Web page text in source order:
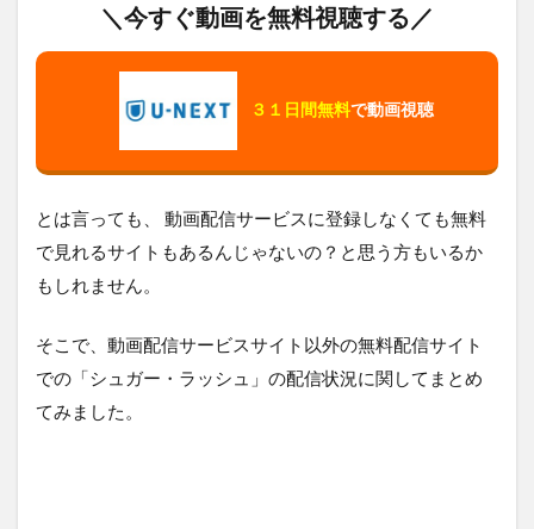
＼今すぐ動画を無料視聴する／
３１日間無料で動画視聴
とは言っても、 動画配信サービスに登録しなくても無料
で見れるサイトもあるんじゃないの？と思う方もいるか
もしれません。
そこで、動画配信サービスサイト以外の無料配信サイト
での「シュガー・ラッシュ」の配信状況に関してまとめ
てみました。